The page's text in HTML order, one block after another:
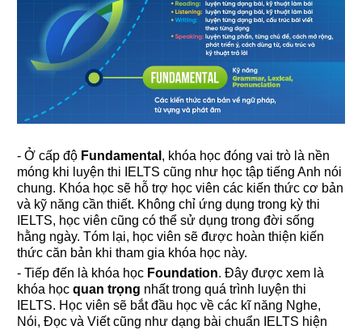
- Ở cấp độ Fundamental , khóa học đóng vai trò là nền
móng khi luyện thi IELTS cũng như học tập tiếng Anh nói
chung. Khóa học sẽ hỗ trợ học viên các kiến thức cơ bản
và kỹ năng cần thiết. Không chỉ ứng dụng trong kỳ thi
IELTS, học viên cũng có thể sử dụng trong đời sống
hằng ngày. Tóm lại, học viên sẽ được hoàn thiện kiến
thức căn bản khi tham gia khóa học này.
- Tiếp đến là khóa học Foundation. Đây được xem là
khóa học quan trọng nhất trong quá trình luyện thi
IELTS. Học viên sẽ bắt đầu học về các kĩ năng Nghe,
Nói, Đọc và Viết cũng như dạng bài chuẩn IELTS hiện